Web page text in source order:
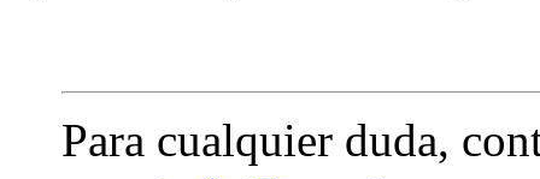
Para cualquier duda,